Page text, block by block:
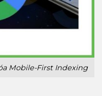
Mobile-First Indexing